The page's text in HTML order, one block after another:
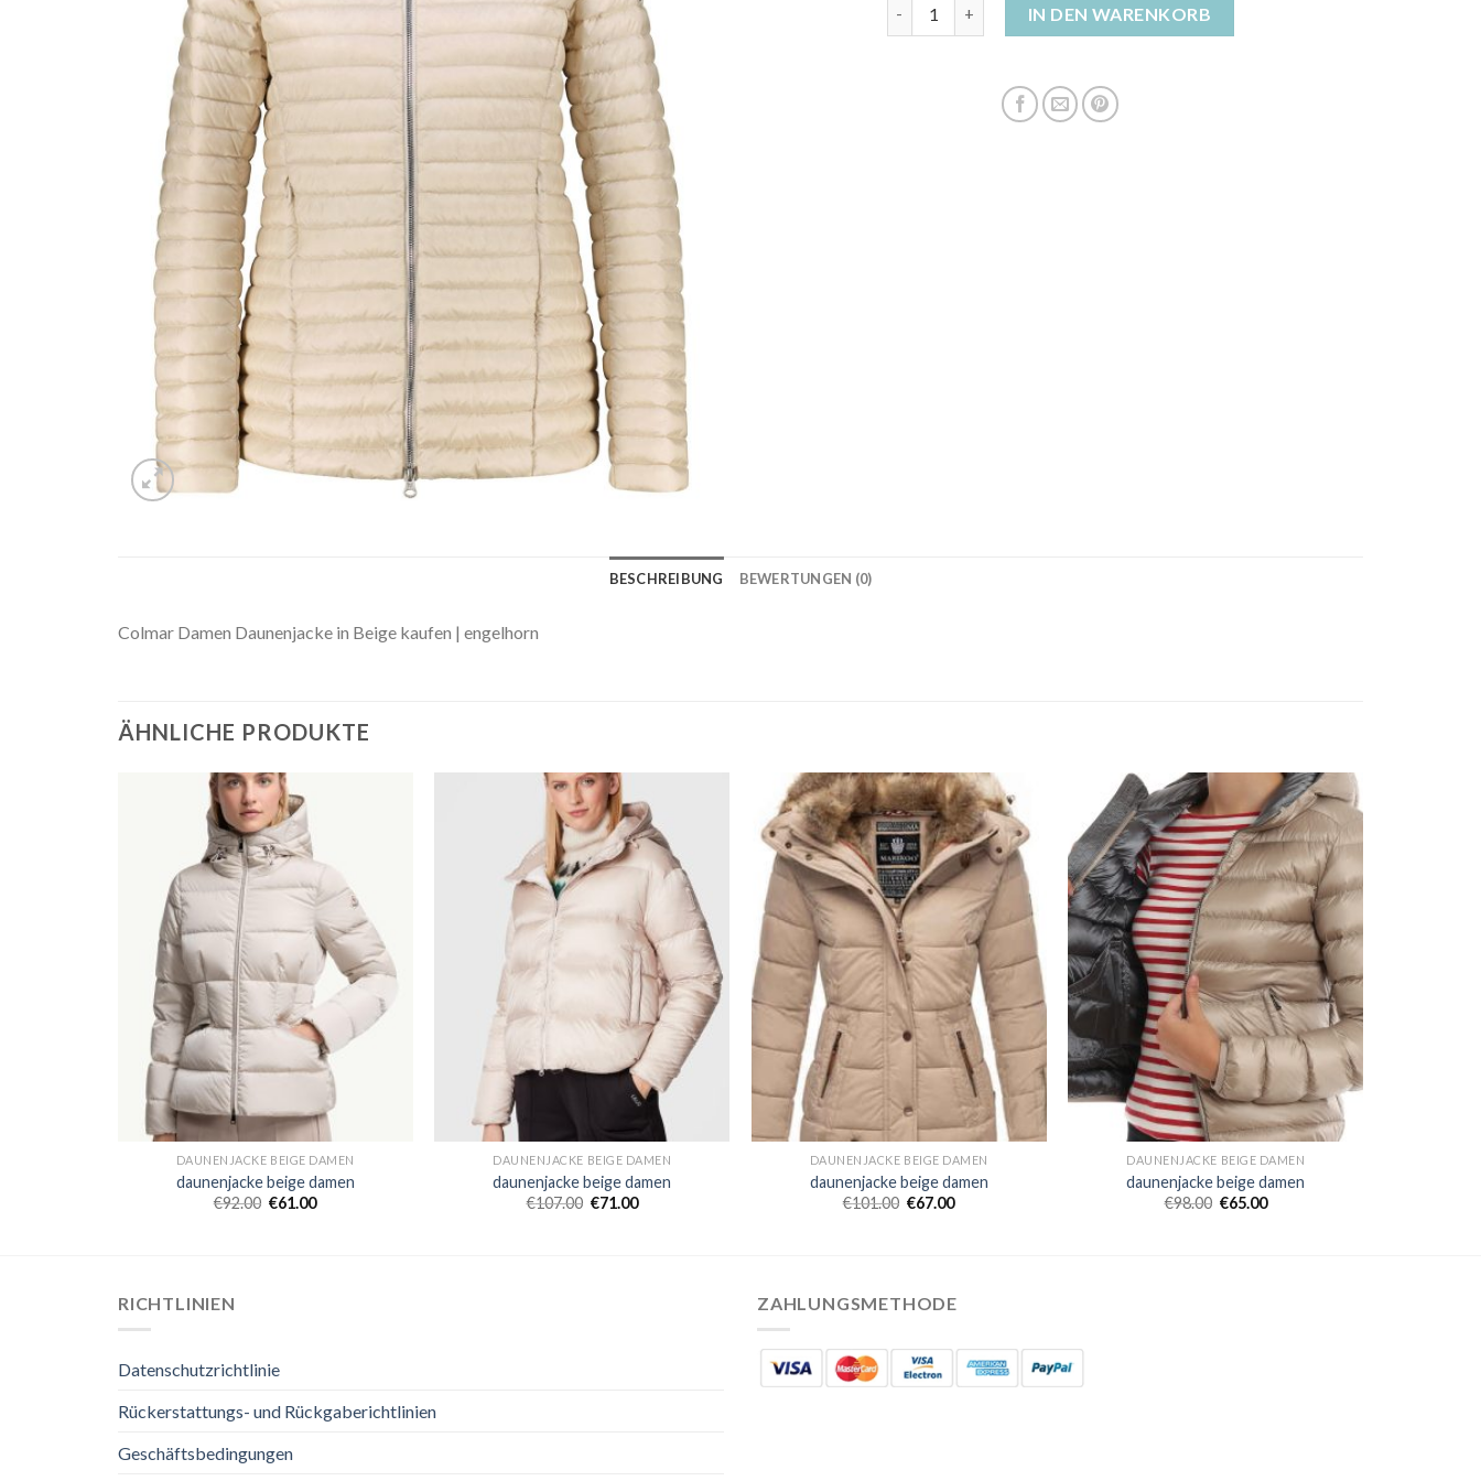
IN DEN WARENKORB
BESCHREIBUNG BEWERTUNGEN (0)
Colmar Damen Daunenjacke in Beige kaufen | engelhorn
ÄHNLICHE PRODUKTE
DAUNENJACKE BEIGE DAMEN
daunenjacke beige damen
€92.00 €61.00
DAUNENJACKE BEIGE DAMEN
daunenjacke beige damen
€107.00 €71.00
DAUNENJACKE BEIGE DAMEN
daunenjacke beige damen
€101.00 €67.00
DAUNENJACKE BEIGE DAMEN
daunenjacke beige damen
€98.00 €65.00
RICHTLINIEN
Datenschutzrichtlinie
Rückerstattungs- und Rückgaberichtlinien
Geschäftsbedingungen
ZAHLUNGSMETHODE